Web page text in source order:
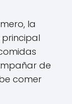
la
de
comer